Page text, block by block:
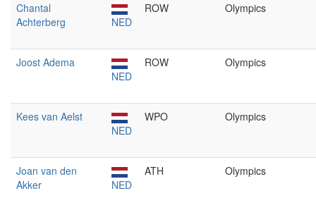
Chantal
Achterberg
NED
ROW Olympics
Joost Adema
NED
ROW Olympics
Kees van Aelst
NED
WPO Olympics
Joan van den
Akker
NED
ATH Olympics